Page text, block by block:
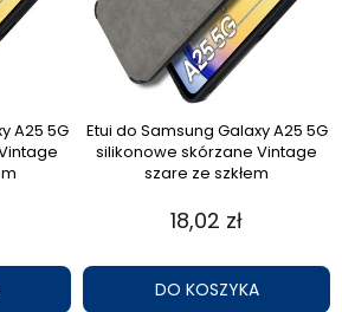
A25 5G
Etui do Samsung Galaxy A25 5G
silikonowe skórzane Vintage
szare ze szkłem
18,02 zł
DO KOSZYKA